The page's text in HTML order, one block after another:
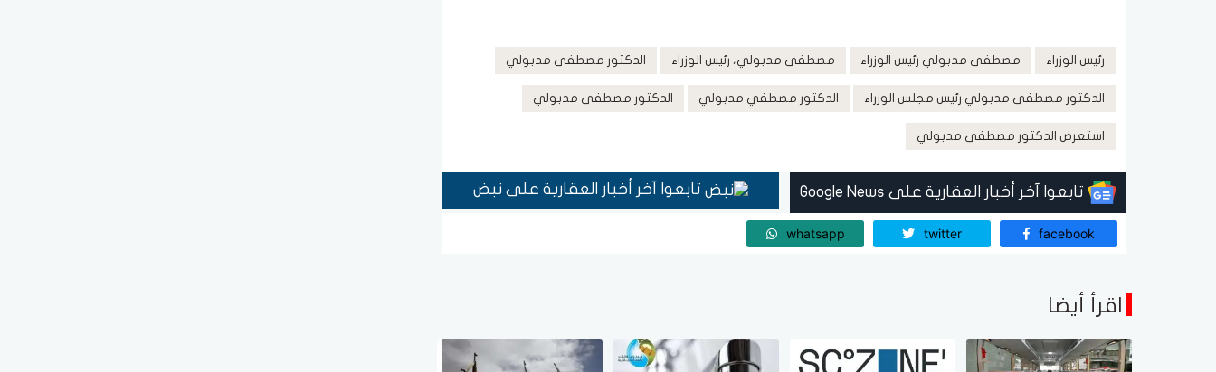
رئيس الوزراء مصطفى مدبولي رئيس الوزراء مصطفى مدبولي، رئيس الوزراء الدكتور مصطفى مدبولي
الدكتور مصطفى مدبولي رئيس مجلس الوزراء الدكتور مصطفي مدبولي الدكتور مصطفى مدبولي
استعرض الدكتور مصطفى مدبولي
تابعوا آخر أخبار العقارية على Google News تابعوا آخر أخبار العقارية على نبض
facebook
twitter
whatsapp
اقرأ أيضا